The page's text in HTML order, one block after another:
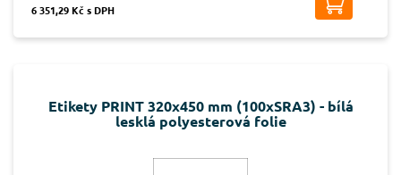
6 351,29 Kč s DPH
Etikety PRINT 320x450 mm (100xSRA3) - bílá
lesklá polyesterová folie